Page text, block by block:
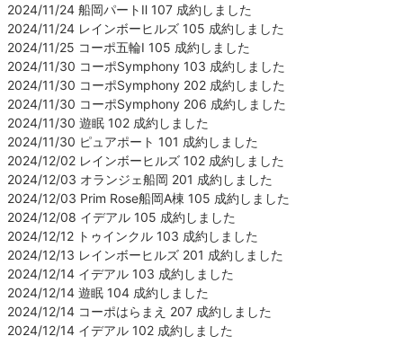
2024/11/24 船岡パートⅡ 107 成約しました
2024/11/24 レインボーヒルズ 105 成約しました
2024/11/25 コーポ五輪Ⅰ 105 成約しました
2024/11/30 コーポSymphony 103 成約しました
2024/11/30 コーポSymphony 202 成約しました
2024/11/30 コーポSymphony 206 成約しました
2024/11/30 遊眠 102 成約しました
2024/11/30 ピュアポート 101 成約しました
2024/12/02 レインボーヒルズ 102 成約しました
2024/12/03 オランジェ船岡 201 成約しました
2024/12/03 Prim Rose船岡A棟 105 成約しました
2024/12/08 イデアル 105 成約しました
2024/12/12 トゥインクル 103 成約しました
2024/12/13 レインボーヒルズ 201 成約しました
2024/12/14 イデアル 103 成約しました
2024/12/14 遊眠 104 成約しました
2024/12/14 コーポはらまえ 207 成約しました
2024/12/14 イデアル 102 成約しました